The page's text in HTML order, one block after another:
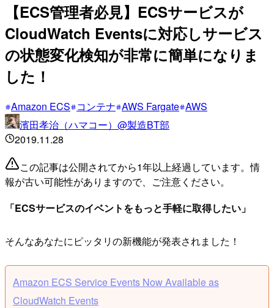
【ECS管理者必見】ECSサービスが
CloudWatch Eventsに対応しサービス
の状態変化検知が非常に簡単になりま
した！
Amazon ECS コンテナ AWS Fargate AWS
濱田孝治（ハマコー）@製造BT部
2019.11.28
この記事は公開されてから1年以上経過しています。情
報が古い可能性がありますので、ご注意ください。
「ECSサービスのイベントをもっと手軽に取得したい」
そんなあなたにピッタリの新機能が発表されました！
Amazon ECS Service Events Now Available as
CloudWatch Events